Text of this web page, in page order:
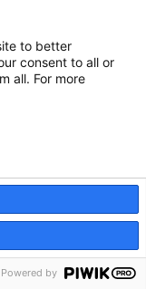
to better
consent to all or
all. For more
Powered by